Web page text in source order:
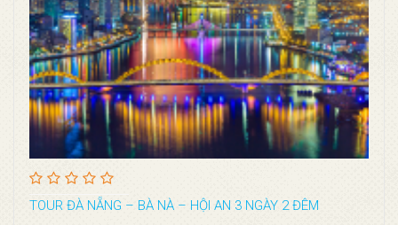
TOUR ĐÀ NẴNG – BÀ NÀ – HỘI AN 3 NGÀY 2 ĐÊM